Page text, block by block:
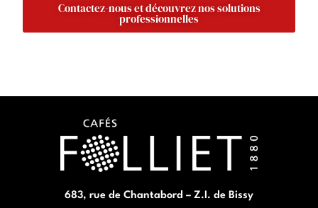
Contactez-nous et découvrez nos solutions
professionnelles
683, rue de Chantabord – Z.I. de Bissy